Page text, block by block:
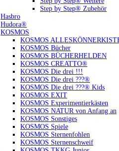
Step by Step® Zubehör
Hasbro
Hudora®
KOSMOS
KOSMOS
KOSMOS Bücher
KOSMOS BÜCHERHELDEN
KOSMOS CREATTO®
KOSMOS Die drei !!!
KOSMOS Die drei ???®
KOSMOS Die drei ???® Kids
KOSMOS EXIT
KOSMOS Experimentierkästen
KOSMOS NATUR von Anfang an
KOSMOS Sonstiges
KOSMOS Spiele
KOSMOS Sternenfohlen
KOSMOS Sternenschweif